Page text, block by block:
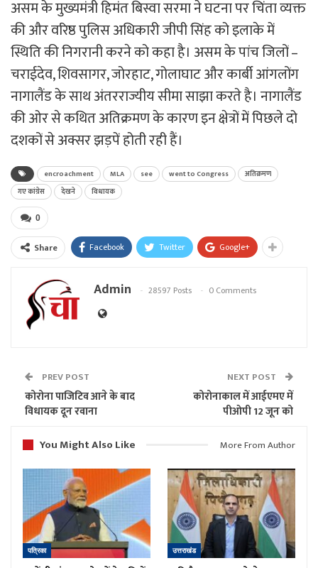
असम के मुख्यमंत्री हिमंत बिस्वा सरमा ने घटना पर चिंता व्यक्त
की और वरिष्ठ पुलिस अधिकारी जीपी सिंह को इलाके में
स्थिति की निगरानी करने को कहा है। असम के पांच जिलों –
चराईदेव, शिवसागर, जोरहाट, गोलाघाट और कार्बी आंगलोंग
नागालैंड के साथ अंतरराज्यीय सीमा साझा करते है। नागालैंड
की ओर से कथित अतिक्रमण के कारण इन क्षेत्रों में पिछले दो
दशकों से अक्सर झड़पें होती रही हैं।
encroachment MLA see went to Congress
अतिक्रमण
गए कांग्रेस
देखने विधायक
0
Share Facebook Twitter Google+
Admin 28597 Posts 0 Comments
PREV POST
कोरोना पाजिटिव आने के बाद
विधायक दून रवाना
NEXT POST
कोरोनाकाल में आईएमए में
पीओपी 12 जून को
You Might Also Like
More From Author
पत्रिका उत्तराखंड